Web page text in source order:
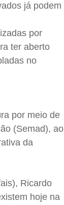
já podem
por
ter aberto
no
por meio de
(Semad), ao
da
Ricardo
hoje na